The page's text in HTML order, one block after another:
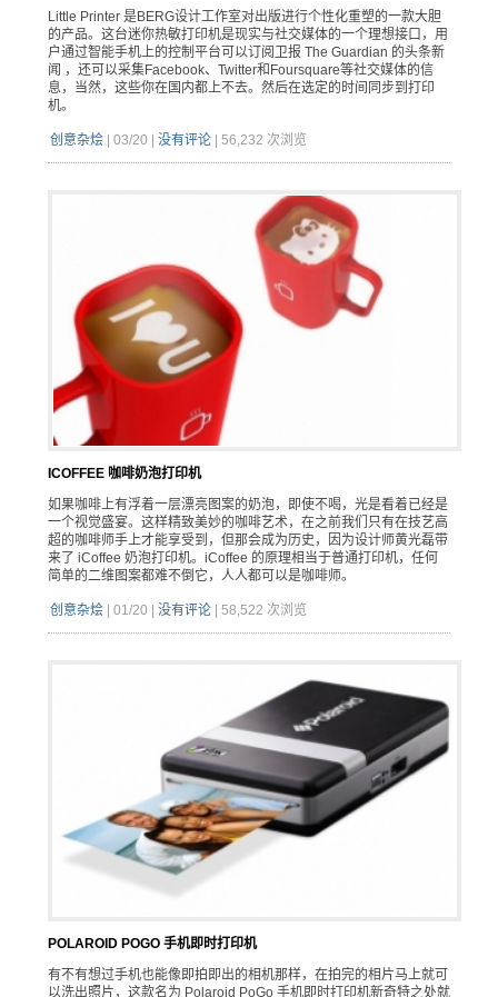
Little Printer 是BERG设计工作室对出版进行个性化重塑的一款大胆
的产品。这台迷你热敏打印机是现实与社交媒体的一个理想接口，用
户通过智能手机上的控制平台可以订阅卫报 The Guardian 的头条新
闻 ，还可以采集Facebook、Twitter和Foursquare等社交媒体的信
息，当然，这些你在国内都上不去。然后在选定的时间同步到打印
机。
创意杂烩| 03/20 | 没有评论| 56,232 次浏览
ICOFFEE 咖啡奶泡打印机
如果咖啡上有浮着一层漂亮图案的奶泡，即使不喝，光是看着已经是
一个视觉盛宴。这样精致美妙的咖啡艺术，在之前我们只有在技艺高
超的咖啡师手上才能享受到，但那会成为历史，因为设计师黄光磊带
来了 iCoffee 奶泡打印机。iCoffee 的原理相当于普通打印机，任何
简单的二维图案都难不倒它，人人都可以是咖啡师。
创意杂烩| 01/20 没有评论| 58,522 次浏览
POLAROID POGO 手机即时打印机
有不有想过手机也能像即拍即出的相机那样，在拍完的相片马上就可
以洗出照片，这款名为 Polaroid PoGo 手机即时打印机新奇特之处就